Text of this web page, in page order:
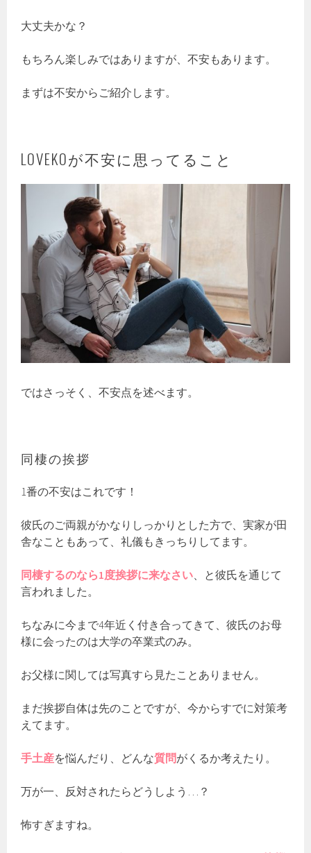
大丈夫かな？
もちろん楽しみではありますが、不安もあります。
まずは不安からご紹介します。
LOVEKOが不安に思ってること
ではさっそく、不安点を述べます。
同棲の挨拶
1番の不安はこれです！
彼氏のご両親がかなりしっかりとした方で、実家が田
舎なこともあって、礼儀もきっちりしてます。
同棲するのなら1度挨拶に来なさい 、と彼氏を通じて
言われました。
ちなみに今まで4年近く付き合ってきて、彼氏のお母
様に会ったのは大学の卒業式のみ。
お父様に関しては写真すら見たことありません。
まだ挨拶自体は先のことですが、今からすでに対策考
えてます。
手土産を悩んだり、どんな質問がくるか考えたり。
万が一、反対されたらどうしよう…？
怖すぎますね。